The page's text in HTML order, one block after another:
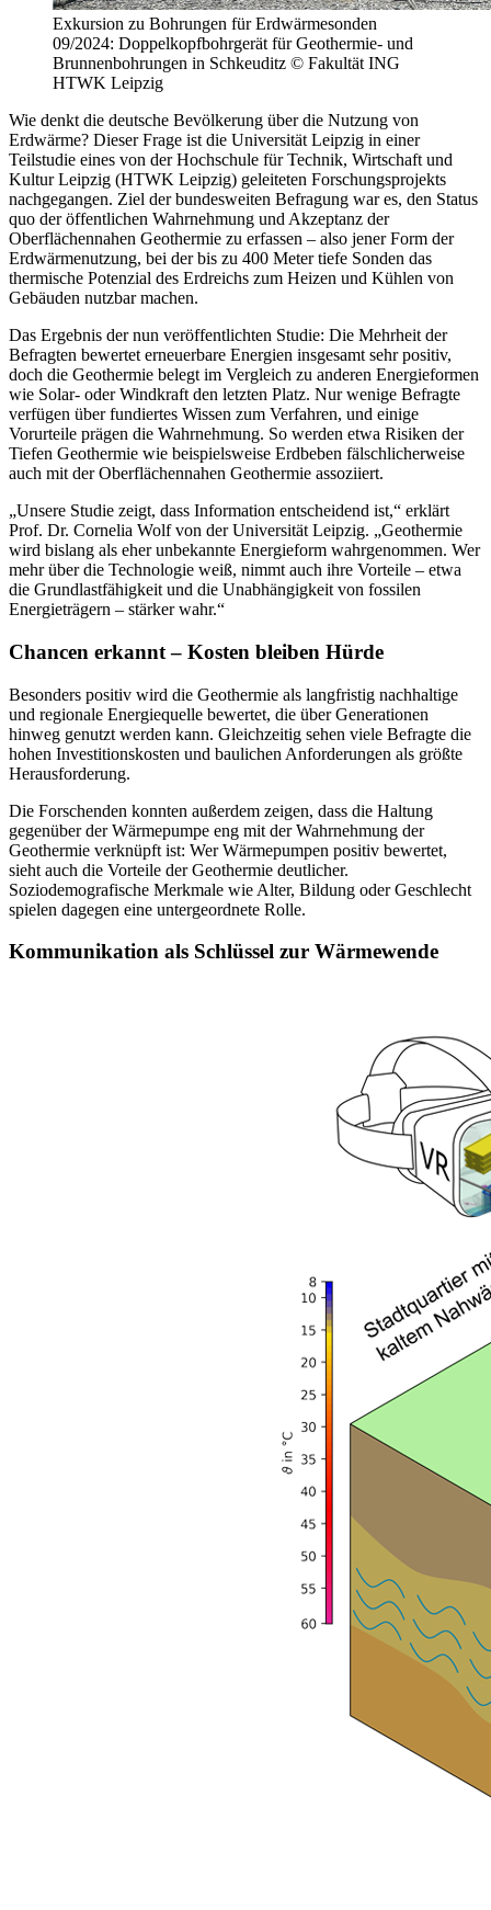
Exkursion zu Bohrungen für Erdwärmesonden
09/2024: Doppelkopfbohrgerät für Geothermie- und
Brunnenbohrungen in Schkeuditz © Fakultät ING
HTWK Leipzig
Wie denkt die deutsche Bevölkerung über die Nutzung von
Erdwärme? Dieser Frage ist die Universität Leipzig in einer
Teilstudie eines von der Hochschule für Technik, Wirtschaft und
Kultur Leipzig (HTWK Leipzig) geleiteten Forschungsprojekts
nachgegangen. Ziel der bundesweiten Befragung war es, den Status
quo der öffentlichen Wahrnehmung und Akzeptanz der
Oberflächennahen Geothermie zu erfassen – also jener Form der
Erdwärmenutzung, bei der bis zu 400 Meter tiefe Sonden das
thermische Potenzial des Erdreichs zum Heizen und Kühlen von
Gebäuden nutzbar machen.
Das Ergebnis der nun veröffentlichten Studie: Die Mehrheit der
Befragten bewertet erneuerbare Energien insgesamt sehr positiv,
doch die Geothermie belegt im Vergleich zu anderen Energieformen
wie Solar- oder Windkraft den letzten Platz. Nur wenige Befragte
verfügen über fundiertes Wissen zum Verfahren, und einige
Vorurteile prägen die Wahrnehmung. So werden etwa Risiken der
Tiefen Geothermie wie beispielsweise Erdbeben fälschlicherweise
auch mit der Oberflächennahen Geothermie assoziiert.
„Unsere Studie zeigt, dass Information entscheidend ist,“ erklärt
Prof. Dr. Cornelia Wolf von der Universität Leipzig. „Geothermie
wird bislang als eher unbekannte Energieform wahrgenommen. Wer
mehr über die Technologie weiß, nimmt auch ihre Vorteile – etwa
die Grundlastfähigkeit und die Unabhängigkeit von fossilen
Energieträgern – stärker wahr.“
Chancen erkannt – Kosten bleiben Hürde
Besonders positiv wird die Geothermie als langfristig nachhaltige
und regionale Energiequelle bewertet, die über Generationen
hinweg genutzt werden kann. Gleichzeitig sehen viele Befragte die
hohen Investitionskosten und baulichen Anforderungen als größte
Herausforderung.
Die Forschenden konnten außerdem zeigen, dass die Haltung
gegenüber der Wärmepumpe eng mit der Wahrnehmung der
Geothermie verknüpft ist: Wer Wärmepumpen positiv bewertet,
sieht auch die Vorteile der Geothermie deutlicher.
Soziodemografische Merkmale wie Alter, Bildung oder Geschlecht
spielen dagegen eine untergeordnete Rolle.
Kommunikation als Schlüssel zur Wärmewende